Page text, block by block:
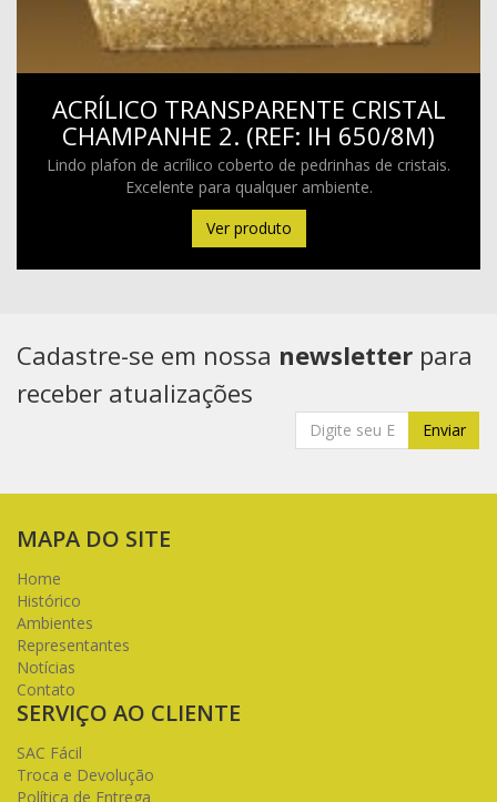
ACRÍLICO TRANSPARENTE CRISTAL
CHAMPANHE 2. (REF: IH 650/8M)
Lindo plafon de acrílico coberto de pedrinhas de cristais.
Excelente para qualquer ambiente.
Ver produto
Cadastre-se em nossa newsletter para
receber atualizações
Enviar
MAPA DO SITE
Home
Histórico
Ambientes
Representantes
Notícias
Contato
SERVIÇO AO CLIENTE
SAC Fácil
Troca e Devolução
Política de Entrega